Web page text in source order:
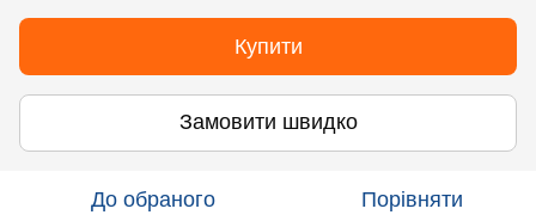
Купити
Замовити швидко
До обраного Порівняти